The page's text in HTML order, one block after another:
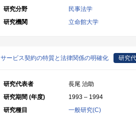
研究分野
民事法学
研究機関
立命館大学
サービス契約の特質と法律関係の明確化 研究
研究代表者
長尾 治助
研究期間 (年度)
1993 – 1994
研究種目
一般研究(C)